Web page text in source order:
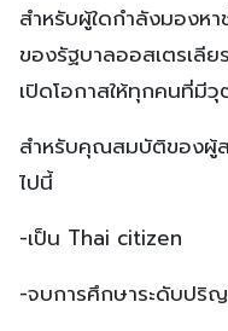
สำหรับผู้ใดกำลังมองห
ของรัฐบาลออสเตรเลี
เปิดโอกาสให้ทุกคนที่
สำหรับคุณสมบัติของผู้
ไปนี้
-เป็น Thai citizen
-จบการศึกษาระดับปริ